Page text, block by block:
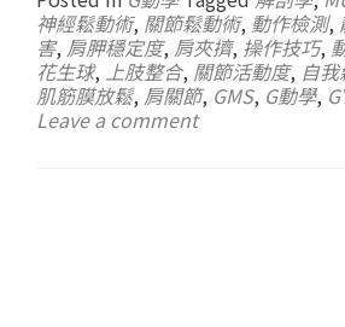
神經鬆動術, 關節鬆動術, 動作檢測,
害, 肩胛穩定度, 肩夾擠, 操作技巧,
花生球, 上肢整合, 關節活動度, 自
肌筋膜放鬆, 肩關節, GMS, G動學,
Leave a comment